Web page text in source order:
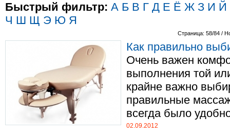
Быстрый фильтр: А Б В Г Д Е Ё Ж З И Й
Ч Ш Щ Э Ю Я
Страница: 58/84 /
Как правильно
Очень важен
выполнения той
крайне важно
правильные
всегда было
02.09.2012